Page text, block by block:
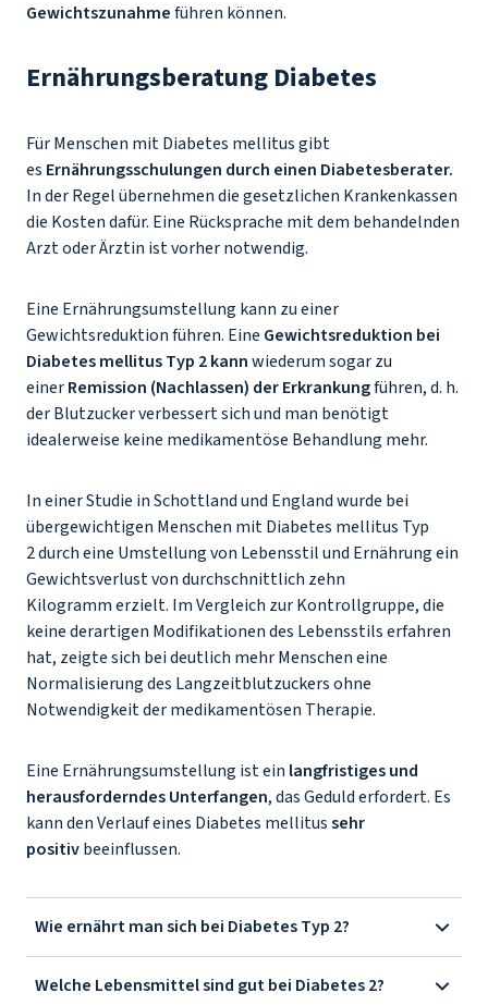
Gewichtszunahmeführen können.
Ernährungsberatung Diabetes
Für Menschen mit Diabetes mellitus gibt
es Ernährungsschulungen durch einen Diabetesberater.
In der Regel übernehmen die gesetzlichen Krankenkassen
die Kosten dafür. Eine Rücksprache mit dem behandelnden
Arzt oder Ärztin ist vorher notwendig.
Eine Ernährungsumstellung kann zu einer
Gewichtsreduktion führen. Eine Gewichtsreduktion bei
Diabetes mellitus Typ 2 kannwiederum sogar zu
einerRemission (Nachlassen) der Erkrankungführen, d. h.
der Blutzucker verbessert sich und man benötigt
idealerweise keine medikamentöse Behandlung mehr.
In einer Studie in Schottland und England wurde bei
übergewichtigen Menschen mit Diabetes mellitus Typ
2 durch eine Umstellung von Lebensstil und Ernährung ein
Gewichtsverlust von durchschnittlich zehn
Kilogramm erzielt. Im Vergleich zur Kontrollgruppe, die
keine derartigen Modifikationen des Lebensstils erfahren
hat, zeigte sich bei deutlich mehr Menschen eine
Normalisierung des Langzeitblutzuckers ohne
Notwendigkeit der medikamentösen Therapie.
Eine Ernährungsumstellung ist ein langfristiges und
herausforderndes Unterfangen, das Geduld erfordert. Es
kann den Verlauf eines Diabetes mellitussehr
positivbeeinflussen.
Wie ernährt man sich bei Diabetes Typ 2?
Welche Lebensmittel sind gut bei Diabetes 2?